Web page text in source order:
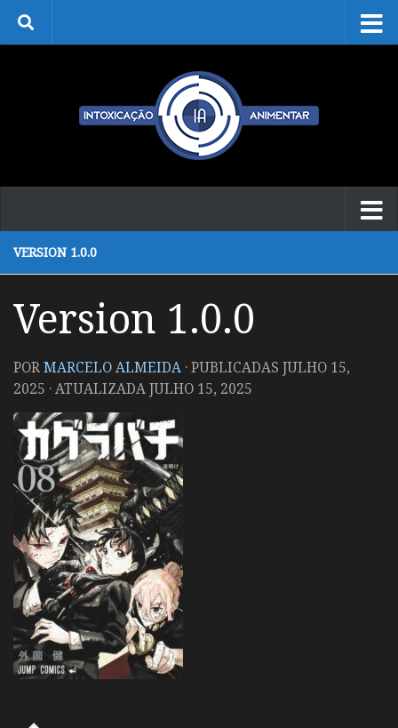
Skip to content
VERSION 1.0.0
Version 1.0.0
PORMARCELO ALMEIDA · PUBLICADAS JULHO 15,
2025 · ATUALIZADAJULHO 15, 2025